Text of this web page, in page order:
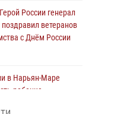
России генерал
ветеранов
с Днём России
в Нарьян-Маре
ребенка,